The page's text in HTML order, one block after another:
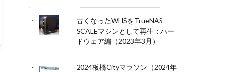
古くなったWHSをTrueNAS
SCALEマシンとして再生：ハー
ドウェア編（2023年3月）
2024板橋Cityマラソン（2024年